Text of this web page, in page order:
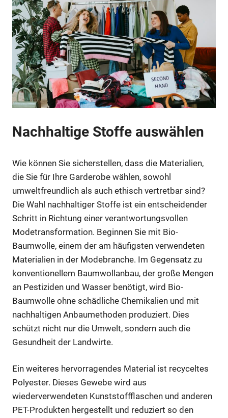
Nachhaltige Stoffe auswählen
Wie können Sie sicherstellen, dass die Materialien,
die Sie für Ihre Garderobe wählen, sowohl
umweltfreundlich als auch ethisch vertretbar sind?
Die Wahl nachhaltiger Stoffe ist ein entscheidender
Schritt in Richtung einer verantwortungsvollen
Modetransformation. Beginnen Sie mit Bio-
Baumwolle, einem der am häufigsten verwendeten
Materialien in der Modebranche. Im Gegensatz zu
konventionellem Baumwollanbau, der große Mengen
an Pestiziden und Wasser benötigt, wird Bio-
Baumwolle ohne schädliche Chemikalien und mit
nachhaltigen Anbaumethoden produziert. Dies
schützt nicht nur die Umwelt, sondern auch die
Gesundheit der Landwirte.
Ein weiteres hervorragendes Material ist recyceltes
Polyester. Dieses Gewebe wird aus
wiederverwendeten Kunststoffflaschen und anderen
PET-Produkten hergestellt und reduziert so den